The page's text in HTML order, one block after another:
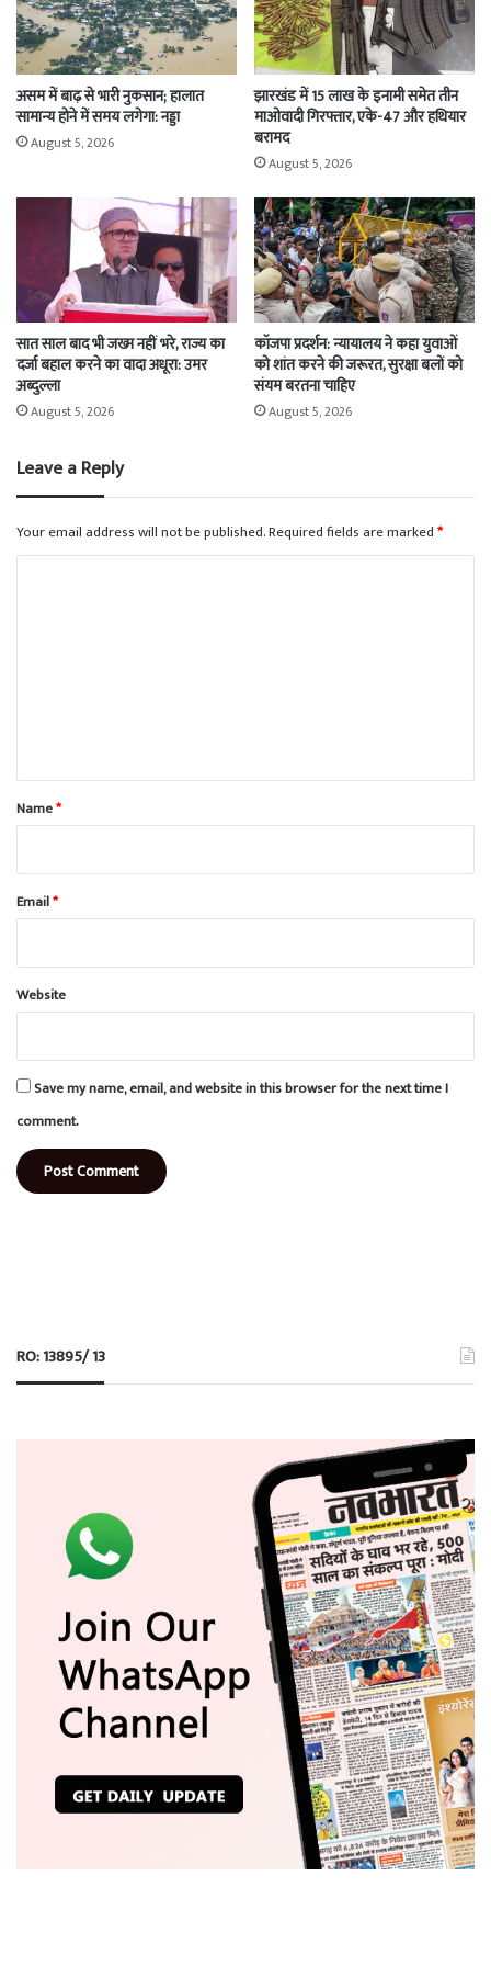
असम में बाढ़ से भारी नुकसान; हालात
सामान्य होने में समय लगेगा: नड्डा
August 5, 2026
झारखंड में 15 लाख के इनामी समेत तीन
माओवादी गिरफ्तार, एके-47 और हथियार
बरामद
August 5, 2026
सात साल बाद भी जख्म नहीं भरे, राज्य का
दर्जा बहाल करने का वादा अधूरा: उमर
अब्दुल्ला
August 5, 2026
कॉजपा प्रदर्शन: न्यायालय ने कहा युवाओं
को शांत करने की जरूरत, सुरक्षा बलों को
संयम बरतना चाहिए
August 5, 2026
Leave a Reply
Your email address will not be published.Required fields are marked*
*
Name*
Email*
Website
Save my name, email, and website in this browser for the next time I
comment.
RO: 13895/ 13